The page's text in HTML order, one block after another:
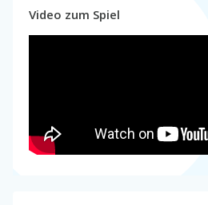
Video zum Spiel